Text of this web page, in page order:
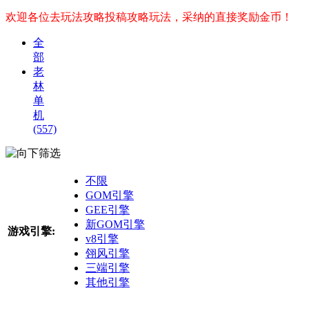
欢迎各位去玩法攻略投稿攻略玩法，采纳的直接奖励金币！
全
部
老
林
单
机
(557)
筛选
游戏引擎:
不限
GOM引擎
GEE引擎
新GOM引擎
v8引擎
翎风引擎
三端引擎
其他引擎